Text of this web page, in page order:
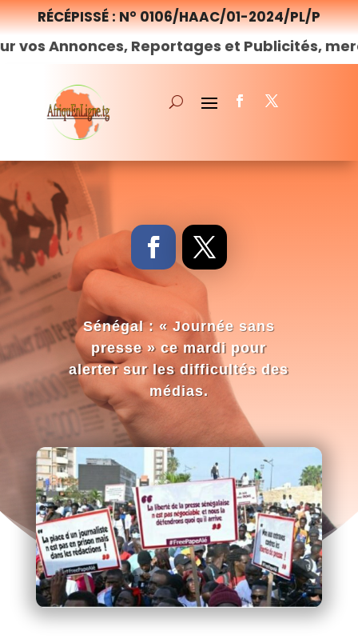
RÉCÉPISSÉ : N° 0106/HAAC/01-2024/PL/P
Reportages et Publicités, merci denous
Sénégal : « Journée sans
presse » ce mardi pour
alerter sur les difficultés des
médias.